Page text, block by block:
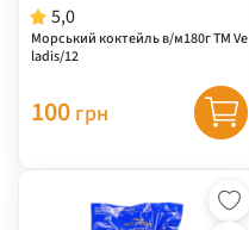
5,0
Морський коктейль в/м180г ТМ Ve
ladis/12
100 грн